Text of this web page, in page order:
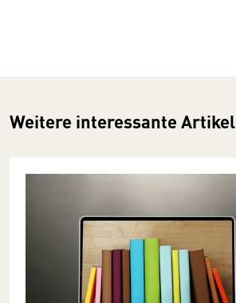
Weitere interessante Artikel